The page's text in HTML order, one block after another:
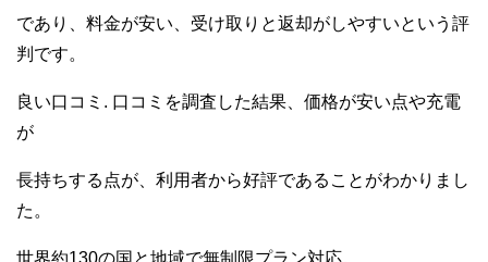
であり、料金が安い、受け取りと返却がしやすいという評
判です。
良い口コミ. 口コミを調査した結果、価格が安い点や充電
が
長持ちする点が、利用者から好評であることがわかりまし
た。
世界約130の国と地域で無制限プラン対応。